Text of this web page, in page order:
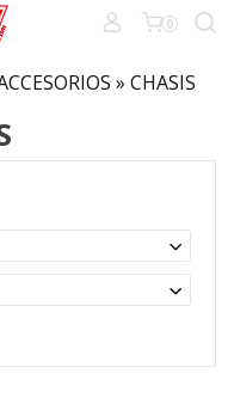
0
» CHASIS